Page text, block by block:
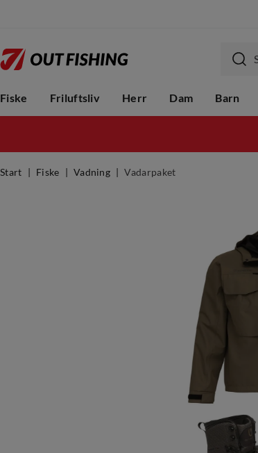
Fiske Friluftsliv Herr Dam Barn
Start Fiske Vadning Vadarpaket